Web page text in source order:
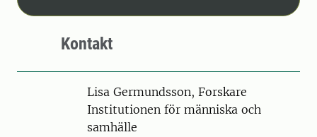
Kontakt
PersonLisa Germundsson, Forskare
Institutionen för människa och
samhälle